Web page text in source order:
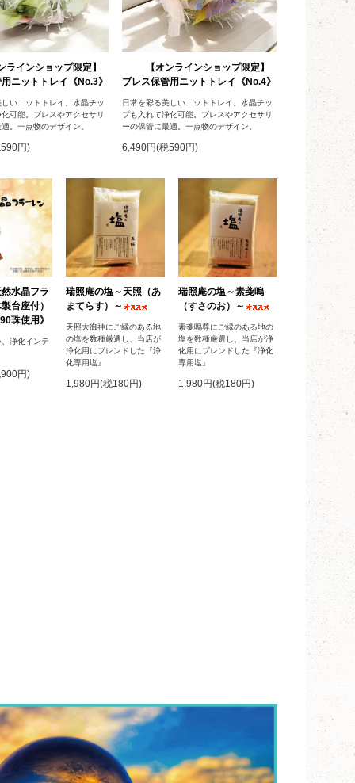
ラインショップ限定】
ニットトレイ《No.3》
いニットトレイ。水晶チッ
可能。ブレスやアクセサリ
。一点物のデザイン。
円)
【オンラインショップ限定】
ブレス保管用ニットトレイ《No.4》
日常を彩る美しいニットトレイ。水晶チッ
プも入れて浄化可能。ブレスやアクセサリ
ーの保管に最適。一点物のデザイン。
6,490円(税590円)
水晶フラ
台座付）
珠使用》
浄化インテ
円)
瑞照庵の塩～天照（あ
まてらす）～
天照大御神にご縁のある地
の塩を数種厳選し、当店が
浄化用にブレンドした『浄
化専用塩』
1,980円(税180円)
瑞照庵の塩～素戔嗚
（すさのお）～
素戔嗚尊にご縁のある地の
塩を数種厳選し、当店が浄
化用にブレンドした『浄化
専用塩』
1,980円(税180円)